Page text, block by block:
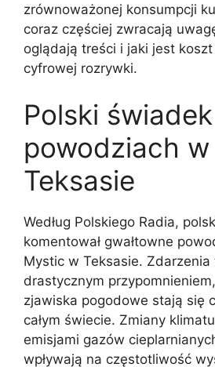
zrównoważonej konsumpcji
coraz częściej zwracają
oglądają treści i jaki jest
cyfrowej rozrywki.
Polski
powodziach w
Teksasie
Według Polskiego Radia,
komentował gwałtowne
Mystic w Teksasie. Zdarzenia
drastycznym
zjawiska pogodowe stają się
całym świecie. Zmiany
emisjami gazów
wpływają na częstotliwość